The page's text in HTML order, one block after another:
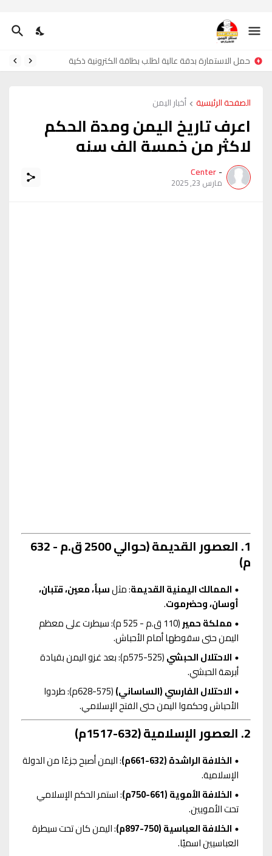
حمل الاستمارة بدقة عالية لطلب بطاقة الكترونية ذكية
الصفحة الرئيسية أخبار اليمن
اعرف تاريخ اليمن ومدة الحكم
لاكثر من خمسة الف سنه
-
Center
مارس 23, 2025
1. العصور القديمة (حوالي 2500 ق.م - 632
م)
الممالك اليمنية القديمة: مثلسبأ، معين، قتبان،
أوسان، وحضرموت.
مملكة حمير
(110 ق.م - 525 م): سيطرت على معظم
اليمن حتى سقوطها أمام الأحباش.
الاحتلال الحبشي
(525-575م): بعد غزو اليمن بقيادة
أبرهة الحبشي.
الاحتلال الفارسي (الساساني)
(575-628م): طردوا
الأحباش وحكموا اليمن حتى الفتح الإسلامي.
2. العصور الإسلامية (632-1517م)
الخلافة الراشدة (632-661م)
: اليمن أصبح جزءًا من الدولة
الإسلامية.
الخلافة الأموية (661-750م)
: استمر الحكم الإسلامي
تحت الأمويين.
الخلافة العباسية (750-897م)
: اليمن كان تحت سيطرة
العباسيين اسميًا.